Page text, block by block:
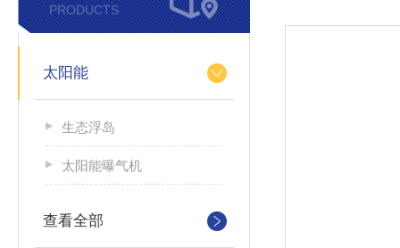
PRODUCTS
太阳能
生态浮岛
太阳能曝气机
查看全部